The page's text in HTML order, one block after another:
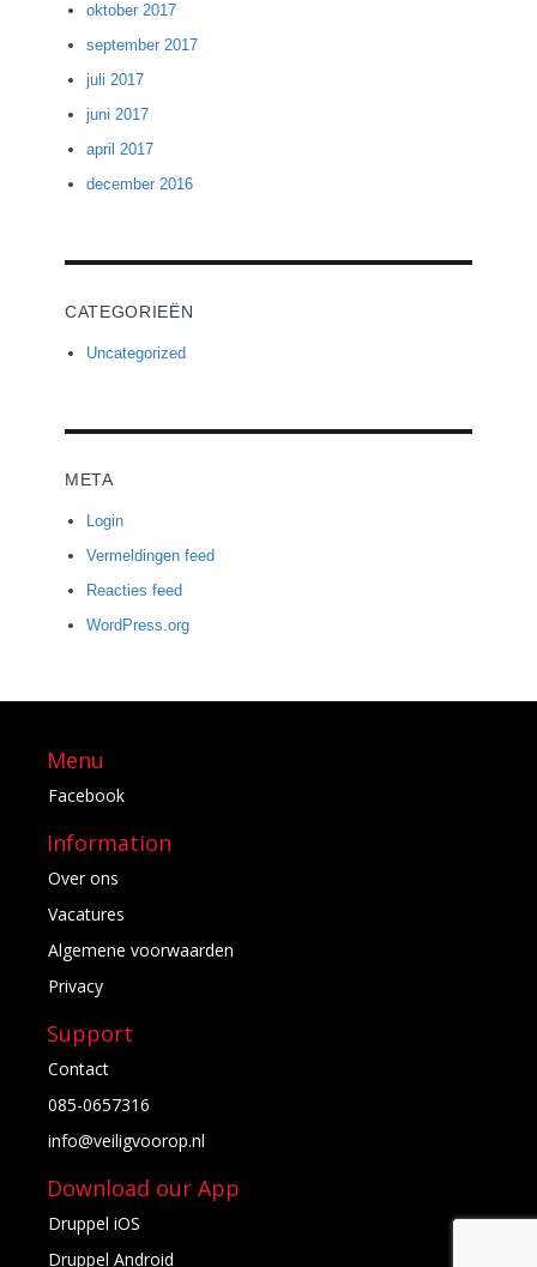
oktober 2017
september 2017
juli 2017
juni 2017
april 2017
december 2016
CATEGORIEËN
Uncategorized
META
Login
Vermeldingen feed
Reacties feed
WordPress.org
Menu
Facebook
Information
Over ons
Vacatures
Algemene voorwaarden
Privacy
Support
Contact
085-0657316
info@veiligvoorop.nl
Download our App
Druppel iOS
Druppel Android